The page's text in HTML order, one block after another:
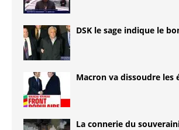
DSK le sage indique le
Macron va dissoudre les
La connerie du